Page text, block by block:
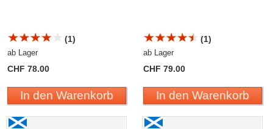
(1)
ab Lager
CHF 78.00
In den Warenkorb
(1)
ab Lager
CHF 79.00
In den Warenkorb
Lochlea Dark Briar single Estate Scotch Whisky
Lochlea FALLOW Edition